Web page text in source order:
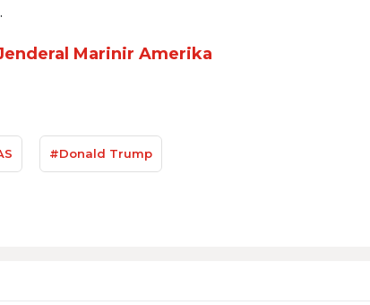
Marinir Amerika
#Donald Trump